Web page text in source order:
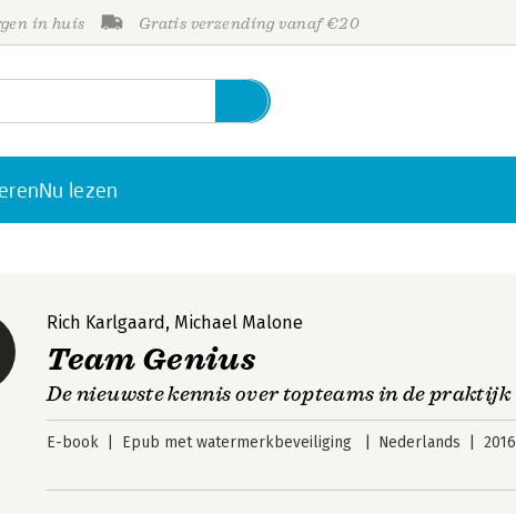
in huis Gratis verzending vanaf €20
Nu lezen
Rich Karlgaard, Michael Malone
Team Genius
De nieuwste kennis over topteams in de praktijk
E-book Epub met watermerkbeveiliging Nederlands 2016
Personen